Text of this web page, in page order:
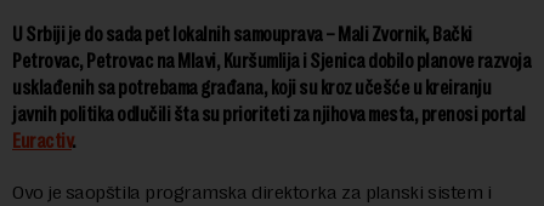
U Srbiji je do sada pet lokalnih samouprava – Mali Zvornik, Bački
Petrovac, Petrovac na Mlavi, Kuršumlija i Sjenica dobilo planove razvoja
usklađenih sa potrebama građana, koji su kroz učešće u kreiranju
javnih politika odlučili šta su prioriteti za njihova mesta, prenosi portal
Euractiv.
Ovo je saopštila programska direktorka za planski sistem i